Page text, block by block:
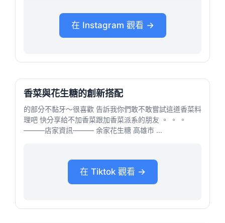
在 Instagram 觀看 →
香菜與花生糖的創新搭配
的部分不黏牙～很喜歡 告訴我你們敢不敢嘗試這道香菜料
理吧 快分享給不加香菜跟加香菜派系的朋友 。 。 。
———店家資訊——— 余家花生糖 高雄市 ...
在 Tiktok 觀看 →